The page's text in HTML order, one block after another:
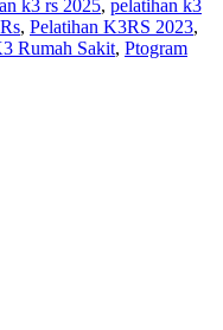
k3 rs 2025, pelatihan k3
, Pelatihan K3RS 2023,
Rumah Sakit, Ptogram